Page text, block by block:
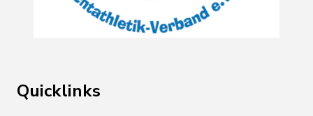
Quicklinks